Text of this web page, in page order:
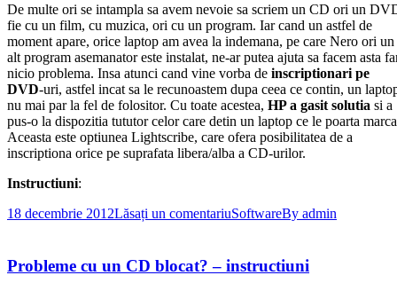
De multe ori se intampla sa avem nevoie sa scriem un CD ori un
fie cu un film, cu muzica, ori cu un program. Iar cand un astfel de
moment apare, orice laptop am avea la indemana, pe care Nero ori un
alt program asemanator este instalat, ne-ar putea ajuta sa facem asta
nicio problema. Insa atunci cand vine vorba de inscriptionari pe
DVD-uri, astfel incat sa le recunoastem dupa ceea ce contin, un
nu mai par la fel de folositor. Cu toate acestea, HP a gasit solutia si a
pus-o la dispozitia tututor celor care detin un laptop ce le poarta
Aceasta este optiunea Lightscribe, care ofera posibilitatea de a
inscriptiona orice pe suprafata libera/alba a CD-urilor.
Instructiuni:
18 decembrie 2012Lăsați un comentariuSoftwareBy admin
Probleme cu un CD blocat? – instructiuni